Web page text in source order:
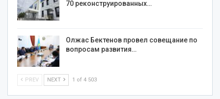
70 реконструированных…
Олжас Бектенов провел совещание по
вопросам развития…
PREV NEXT 1 of 4 503